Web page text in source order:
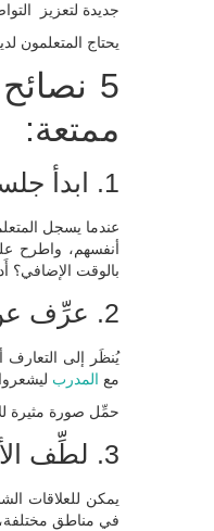
جديدة لتعزيز
يحتاج المتعلمون
5
ممتعة:
1. ابدأ جلستك بنشاط تمهيدي:
عندما يسجل
أنفسهم، واطرح
بالوقت الإضافي؟
2. عرِّف عن نفسك:
يُنظَر إلى التعارف
مع المدرب
حمِّل صورة مثيرة
3. لطِّف الأجواء:
يمكن للعلاقات
في مناطق